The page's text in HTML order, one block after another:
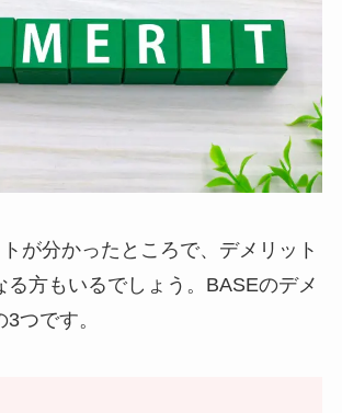
が分かったところで、デメリット
る方もいるでしょう。BASEのデメ
つです。